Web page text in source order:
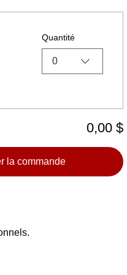
Quantité
0
0,00 $
la commande